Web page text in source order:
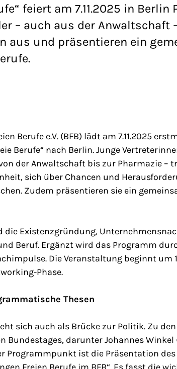
feiert am 7.11.2025 in Berlin
– auch aus der Anwaltschaft
aus und präsentieren ein
Berufe e.V. (BFB) lädt am 7.11.2025
Berufe“ nach Berlin. Junge
der Anwaltschaft bis zur Pharmazie –
sich über Chancen und
Zudem präsentieren sie ein
die Existenzgründung,
Beruf. Ergänzt wird das Programm
Die Veranstaltung beginnt um
Phase.
Thesen
sich auch als Brücke zur Politik. Zu
Bundestages, darunter Johannes Winkel
Programmpunkt ist die Präsentation
Freien Berufe im BFB“. Es fasst die